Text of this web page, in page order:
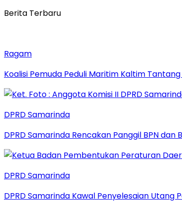
Berita Terbaru
Ragam
Koalisi Pemuda Peduli Maritim Kaltim
DPRD Samarinda
DPRD Samarinda Rencakan Panggil BPN
DPRD Samarinda
DPRD Samarinda Kawal Penyelesaian Utang